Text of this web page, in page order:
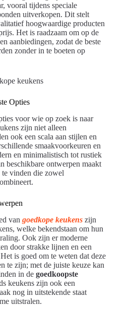
vooral tijdens speciale
uitverkopen. Dit stelt
hoogwaardige producten
Het is raadzaam om op de
aanbiedingen, zodat de beste
zonder in te boeten op
Opties
voor wie op zoek is naar
zijn niet alleen
ook een scala aan stijlen en
smaakvoorkeuren en
en minimalistisch tot rustiek
beschikbare ontwerpen maakt
vinden die zowel
van goedkope keukens zijn
welke bekendstaan om hun
Ook zijn er moderne
door strakke lijnen en een
is goed om te weten dat deze
te zijn; met de juiste keuze kan
in de goedkoopste
keukens zijn ook een
nog in uitstekende staat
uitstralen.